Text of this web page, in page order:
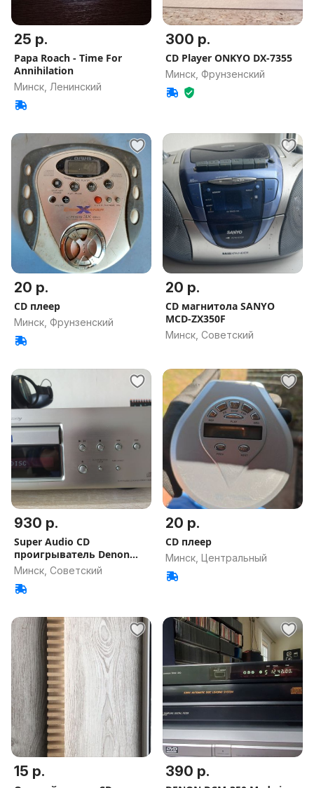
25 р.
Papa Roach - Time For
Annihilation
Минск, Ленинский
300 р.
CD Player ONKYO DX-7355
Минск, Фрунзенский
20 р.
CD плеер
Минск, Фрунзенский
20 р.
CD магнитола SANYO
MCD-ZX350F
Минск, Советский
930 р.
Super Audio CD
проигрыватель Denon
DCD-1500AE
Минск, Советский
20 р.
CD плеер
Минск, Центральный
15 р. 390 р.